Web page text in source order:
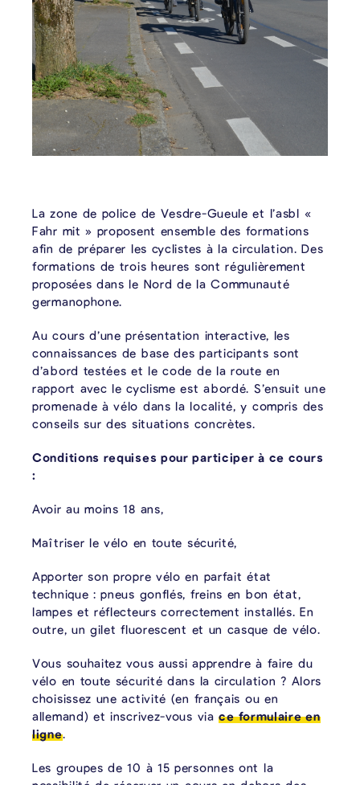
La zone de police de Vesdre-Gueule et l’asbl «
Fahr mit » proposent ensemble des formations
afin de préparer les cyclistes à la circulation. Des
formations de trois heures sont régulièrement
proposées dans le Nord de la Communauté
germanophone.
Au cours d’une présentation interactive, les
connaissances de base des participants sont
d’abord testées et le code de la route en
rapport avec le cyclisme est abordé. S’ensuit une
promenade à vélo dans la localité, y compris des
conseils sur des situations concrètes.
Conditions requises pour participer à ce cours
:
Avoir au moins 18 ans,
Maîtriser le vélo en toute sécurité,
Apporter son propre vélo en parfait état
technique : pneus gonflés, freins en bon état,
lampes et réflecteurs correctement installés. En
outre, un gilet fluorescent et un casque de vélo.
Vous souhaitez vous aussi apprendre à faire du
vélo en toute sécurité dans la circulation ? Alors
choisissez une activité (en français ou en
allemand) et inscrivez-vous viace formulaire en
ligne.
Les groupes de 10 à 15 personnes ont la